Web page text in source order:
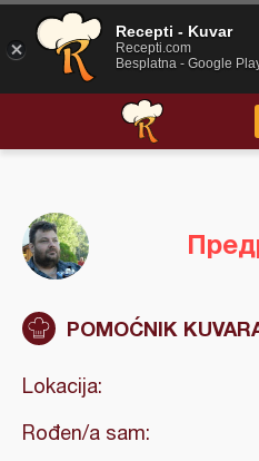
POMOĆNIK
Lokacija:
Rođen/a sam:
Recepti - Kuvar
Recepti.com
Besplatna - Google